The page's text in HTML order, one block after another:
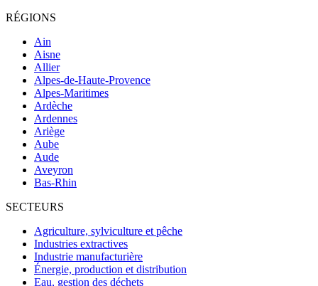
RÉGIONS
Ain
Aisne
Allier
Alpes-de-Haute-Provence
Alpes-Maritimes
Ardèche
Ardennes
Ariège
Aube
Aude
Aveyron
Bas-Rhin
SECTEURS
Agriculture, sylviculture et pêche
Industries extractives
Industrie manufacturière
Énergie, production et distribution
Eau, gestion des déchets